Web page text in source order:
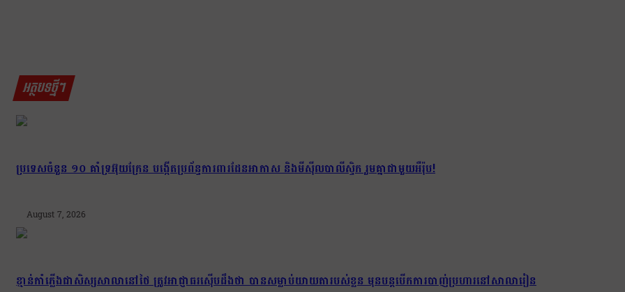
អត្ថបទថ្មីៗ
ប្រទេសចំនួន ១០ គាំទ្រអ៊ុយក្រែន បង្កើតប្រព័ន្ធការពារដែនអាកាស និងមីស៊ីលបាលីស្ទិក រួមគ្នាជាមួយអឺរ៉ុប!
August 7, 2026
ខ្មាន់កាំភ្លើងជាសិស្សសាលានៅថៃ ត្រូវអាជ្ញាធរស៊ើបដឹងថា បានសម្លាប់យាយតារបស់ខ្លួន មុនបន្តបើកការបាញ់ប្រហារនៅសាលារៀន